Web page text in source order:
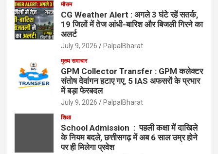
मौसम
CG Weather Alert : अगले 3 घंटे रहें सतर्क,
19 जिलों में तेज आंधी-बारिश और बिजली गिरने का
अलर्ट
July 9, 2026 PalpalBharat
मुख्य समाचार
GPM Collector Transfer : GPM कलेक्टर
संतोष देवांगन हटाए गए, 5 IAS अफसरों के प्रभार
में बड़ा फेरबदल
July 9, 2026 PalpalBharat
शिक्षा
School Admission : पहली कक्षा में दाखिले
के नियम बदले, छत्तीसगढ़ में अब 6 साल उम्र होने
पर ही मिलेगा प्रवेश